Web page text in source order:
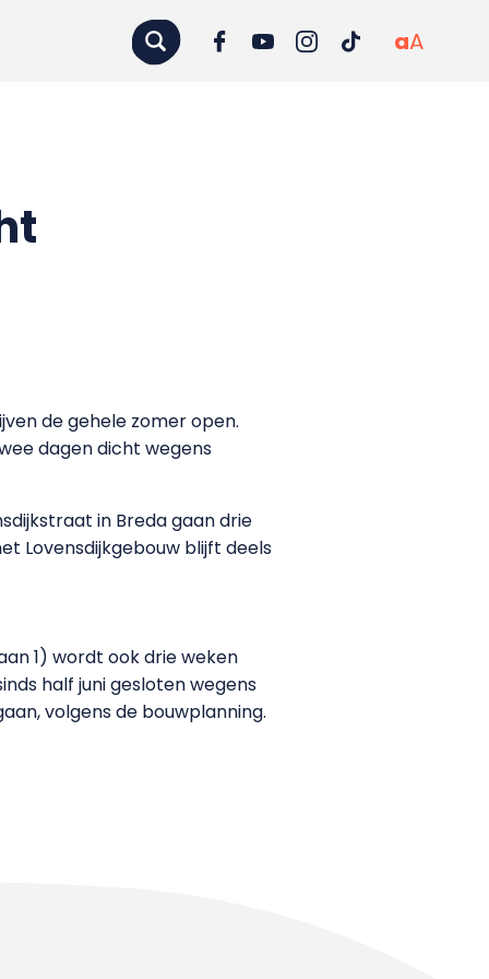
aA
de gehele zomer open.
dagen dicht wegens
in Breda gaan drie
Lovensdijkgebouw blijft deels
1) wordt ook drie weken
half juni gesloten wegens
volgens de bouwplanning.